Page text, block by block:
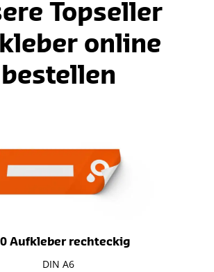
Topseller
online
bestellen
Aufkleber rechteckig
DIN A6